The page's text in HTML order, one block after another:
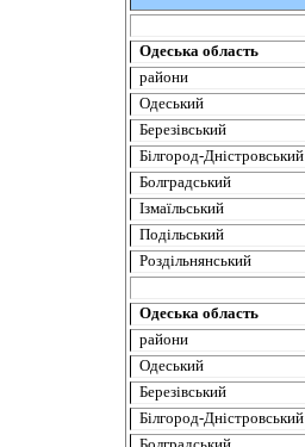
Одеськаобласть
райони
Одеський
Березівський
Білгород-Дністровський
Болградський
Ізмаїльський
Подільський
Роздільнянський
Одеськаобласть
райони
Одеський
Березівський
Білгород-Дністровський